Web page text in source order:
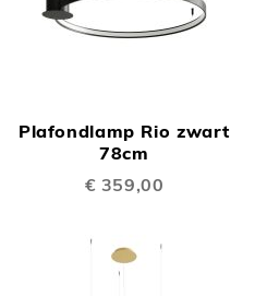
Plafondlamp Rio zwart
78cm
€ 359,00